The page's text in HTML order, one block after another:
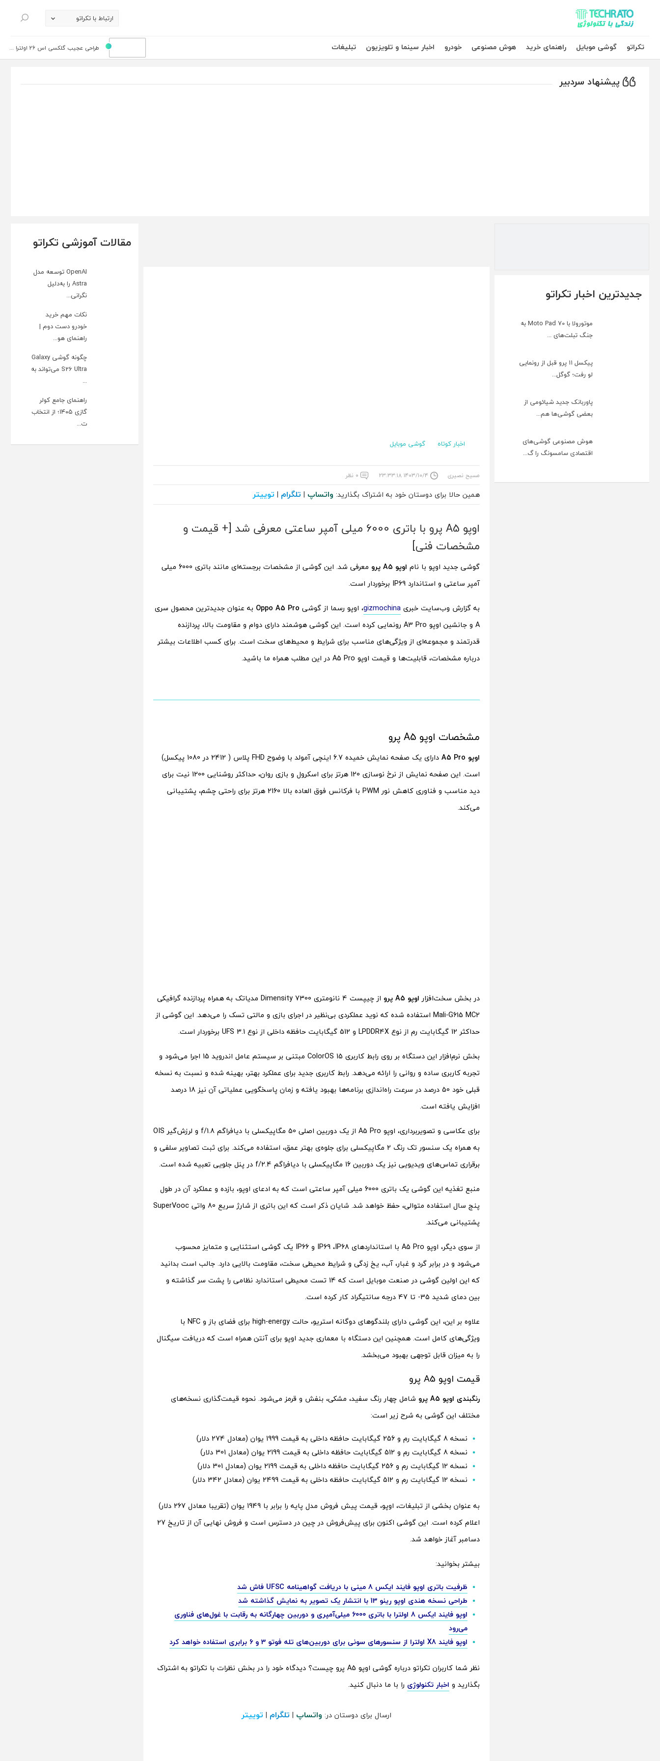
تکراتو – زندگی با تکنولوژی ارتباط با تکراتو
جستجو
تکراتو
گوشی موبایل راهنمای خرید هوش مصنوعی خودرو اخبار سینما و تلویزیون تبلیغات طراحی عجیب گلکسی اس 26 اولترا ...
پیشنهاد سردبیر
جدیدترین اخبار تکراتو
موتورولا با Moto Pad 70 به
جنگ تبلت‌های ...
پیکسل ۱۱ پرو قبل از رونمایی
لو رفت؛ گوگل...
پاوربانک جدید شیائومی از
بعضی گوشی‌ها هم...
هوش مصنوعی گوشی‌های
اقتصادی سامسونگ را گ...
اخبار کوتاه گوشی موبایل
مسیح نصیری ۱۴۰۳/۱۰/۴ ۲۳:۳۳:۱۸ ۰ نظر
همین حالا برای دوستان خود به اشتراک بگذارید: واتساپ | تلگرام | توییتر
اوپو A5 پرو با باتری 6000 میلی آمپر ساعتی معرفی شد [+ قیمت و
مشخصات فنی]
گوشی جدید اوپو با نام اوپو A5 پرو
معرفی شد. این گوشی از مشخصات برجسته‌ای مانند باتری 6000 میلی
آمپر ساعتی و استاندارد IP69 برخوردار است.
به گزارش وب‌سایت خبری gizmochina، اوپو رسما از گوشی Oppo A5 Pro به عنوان جدیدترین محصول سری
A و جانشین اوپو A3 Pro رونمایی کرده است. این گوشی هوشمند دارای دوام و مقاومت بالا، پردازنده
قدرتمند و مجموعه‌ای از ویژگی‌های مناسب برای شرایط و محیط‌های سخت است. برای کسب اطلاعات بیشتر
درباره مشخصات، قابلیت‌ها و قیمت اوپو A5 Pro در این مطلب همراه ما باشید.
مشخصات اوپو A5 پرو
اوپو A5 Pro
دارای یک صفحه نمایش خمیده 6.7 اینچی آمولد با وضوح FHD پلاس ( 2412 در 1080 پیکسل)
است. این صفحه نمایش از نرخ نوسازی 120 هرتز برای اسکرول و بازی روان، حداکثر روشنایی 1200 نیت برای
دید مناسب و فناوری کاهش نور PWM با فرکانس فوق العاده بالا 2160 هرتز برای راحتی چشم، پشتیبانی
می‌کند.
در بخش سخت‌افزاراوپو A5 پرو
از چیپست 4 نانومتری Dimensity 7300 مدیاتک به همراه پردازنده گرافیکی
Mali-G615 MC2 استفاده شده که نوید عملکردی بی‌نظیر در اجرای بازی‌ و مالتی تسک را می‌دهد. این گوشی از
حداکثر 12 گیگابایت رم از نوع LPDDR4X و 512 گیگابایت حافظه داخلی از نوع UFS 3.1 برخوردار است.
بخش نرم‌افزار این دستگاه بر روی رابط کاربری ColorOS 15 مبتنی بر سیستم عامل اندروید 15 اجرا می‌شود و
تجربه کاربری ساده و روانی را ارائه می‌دهد. رابط کاربری جدید برای عملکرد بهتر، بهینه شده و نسبت به نسخه
قبلی خود 50 درصد در سرعت راه‌اندازی برنامه‌ها بهبود یافته و زمان پاسخگویی عملیاتی آن نیز 18 درصد
افزایش یافته است.
برای عکاسی و تصویربرداری، اوپو A5 Pro از یک دوربین اصلی 50 مگاپیکسلی با دیافراگم f/1.8 و لرزش‌گیر OIS
به همراه یک سنسور تک رنگ 2 مگاپیکسلی برای جلوه‌ی بهتر عمق، استفاده می‌کند. برای ثبت تصاویر سلفی و
برقراری تماس‌های ویدیویی نیز یک دوربین 16 مگاپیکسلی با دیافراگم f/2.4 در پنل جلویی تعبیه شده است.
منبع تغذیه این گوشی یک باتری 6000 میلی آمپر ساعتی است که به ادعای اوپو، بازده و عملکرد آن در طول
پنج سال استفاده متوالی، حفظ خواهد شد. شایان ذکر است که این باتری از شارژ سریع 80 واتی SuperVooc
پشتیبانی می‌کند.
از سوی دیگر، اوپو A5 Pro با استانداردهای IP69 ،IP68 و IP66 یک گوشی استثنایی و متمایز محسوب
می‌شود و در برابر گرد و غبار، آب، یخ زدگی و شرایط محیطی سخت، مقاومت بالایی دارد. جالب است بدانید
که این اولین گوشی در صنعت موبایل است که 14 تست محیطی استاندارد نظامی را پشت سر گذاشته و
بین دمای شدید 35- تا 47 درجه سانتیگراد کار کرده است.
علاوه بر این، این گوشی دارای بلندگوهای دوگانه استریو، حالت high-energy برای فضای باز و NFC با
ویژگی‌های کامل است. همچنین این دستگاه با معماری جدید اوپو برای آنتن همراه است که دریافت سیگنال
را به میزان قابل توجهی بهبود می‌بخشد.
قیمت اوپو A5 پرو
رنگبندی اوپو A5 پرو
شامل چهار رنگ سفید، مشکی، بنفش و قرمز می‌شود. نحوه قیمت‌گذاری نسخه‌های
مختلف این گوشی به شرح زیر است:
نسخه 8 گیگابایت رم و 256 گیگابایت حافظه داخلی به قیمت 1999 یوان (معادل 274 دلار)
نسخه 8 گیگابایت رم و 512 گیگابایت حافظه داخلی به قیمت 2199 یوان (معادل 301 دلار)
نسخه 12 گیگابایت رم و 256 گیگابایت حافظه داخلی به قیمت 2199 یوان (معادل 301 دلار)
نسخه 12 گیگابایت رم و 512 گیگابایت حافظه داخلی به قیمت 2499 یوان (معادل 342 دلار)
به عنوان بخشی از تبلیغات، اوپو، قیمت پیش فروش مدل پایه را برابر با 1949 یوان (تقریبا معادل 267 دلار)
اعلام کرده است. این گوشی اکنون برای پیش‌فروش در چین در دسترس است و فروش نهایی آن از تاریخ 27
دسامبر آغاز خواهد شد.
بیشتر بخوانید:
ظرفیت باتری اوپو فایند ایکس 8 مینی با دریافت گواهینامه UFSC فاش شد
طراحی نسخه هندی اوپو رینو 13 با انتشار یک تصویر به نمایش گذاشته شد
اوپو فایند ایکس 8 اولترا با باتری 6000 میلی‌آمپری و دوربین چهارگانه به رقابت با غول‌های فناوری
می‌رود
اوپو فایند X8 اولترا از سنسورهای سونی برای دوربین‌های تله فوتو 3 و 6 برابری استفاده خواهد کرد
نظر شما کاربران تکراتو درباره گوشی اوپو A5 پرو چیست؟ دیدگاه خود را در بخش نظرات با تکراتو به اشتراک
بگذارید و اخبار تکنولوژی را با ما دنبال کنید.
ارسال برای دوستان در: واتساپ | تلگرام | توییتر
مقالات آموزشی تکراتو
OpenAI توسعه مدل
Astra را به‌دلیل
نگرانی...
نکات مهم خرید
خودرو دست دوم |
راهنمای هو...
چگونه گوشی Galaxy
S26 Ultra می‌تواند به
...
راهنمای جامع کولر
گازی ۱۴۰۵؛ از انتخاب
ت...